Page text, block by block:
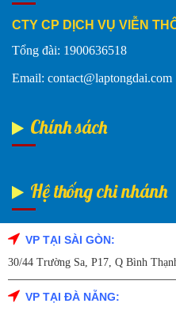
CTY CP DỊCH VỤ VIỄN
Tổng đài: 1900636518
Email: contact@laptongdai.com
Chính sách
Hệ thống chi nhánh
VP TẠI SÀI GÒN:
30/44 Trường Sa, P17, Q Bình
VP TẠI ĐÀ NẴNG:
Fanpage Facebook